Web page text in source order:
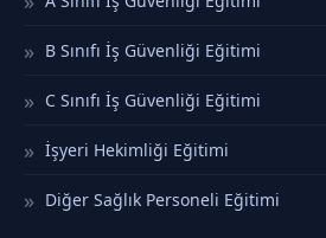
B Sınıfı İş Güvenliği Eğitimi
C Sınıfı İş Güvenliği Eğitimi
İşyeri Hekimliği Eğitimi
Diğer Sağlık Personeli Eğitimi